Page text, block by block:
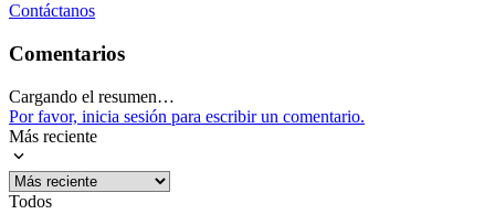
Contáctanos
Comentarios
Cargando el resumen…
Por favor, inicia sesión para escribir un comentario.
Más reciente
Todos